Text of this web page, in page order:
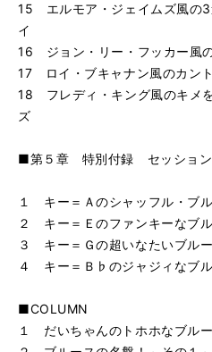
15 エルモア・ジェイムズ風の3
イ
16 ジョン・リー・フッカー風
17 ロイ・ブキャナン風のカン
18 フレディ・キング風のキメ
ズ
■第５章 特別付録 セッション
１ キー＝Ａのシャッフル・ブ
２ キー＝Ｅのファンキーなブ
３ キー＝Ｇの超いなたいブル
４ キー＝Ｂ♭のジャジィなブ
■COLUMN
１ だいちゃんのトホホなブル